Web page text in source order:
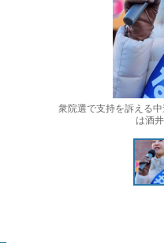
衆院選で支持を訴える
は酒